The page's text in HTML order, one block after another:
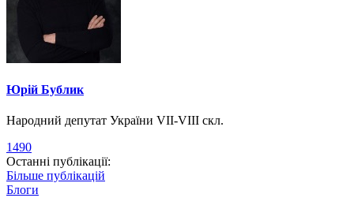
Юрій Бублик
Народний депутат України VII-VIII скл.
1490
Останні публікації:
Більше публікацій
Блоги